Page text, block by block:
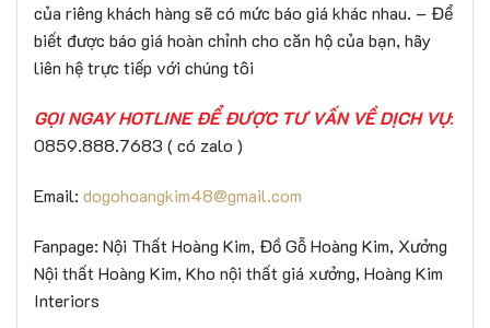
của riêng khách hàng sẽ có mức báo giá khác nhau. – Để
biết được báo giá hoàn chỉnh cho căn hộ của bạn, hãy
liên hệ trực tiếp với chúng tôi
GỌI NGAY HOTLINE ĐỂ ĐƯỢC TƯ VẤN VỀ DỊCH VỤ:
0859.888.7683 ( có zalo )
Email: dogohoangkim48@gmail.com
Fanpage: Nội Thất Hoàng Kim, Đồ Gỗ Hoàng Kim, Xưởng
Nội thất Hoàng Kim, Kho nội thất giá xưởng, Hoàng Kim
Interiors